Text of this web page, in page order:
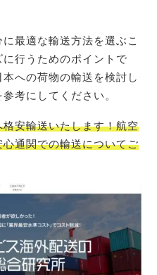
最適な輸送方法を選ぶこ
行うためのポイントで
への荷物の輸送を検討し
考にしてください。
格安輸送いたします！航空
通関での輸送についてご